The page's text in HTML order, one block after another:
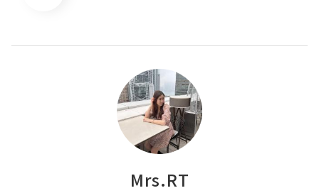
Mrs.RT